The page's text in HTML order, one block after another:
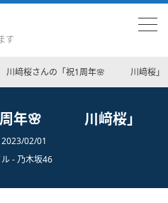
す
川﨑桜さんの「祝1周年🌸 川﨑桜」
1周年🌸 川﨑桜」
2023/02/01
ル - 乃木坂46